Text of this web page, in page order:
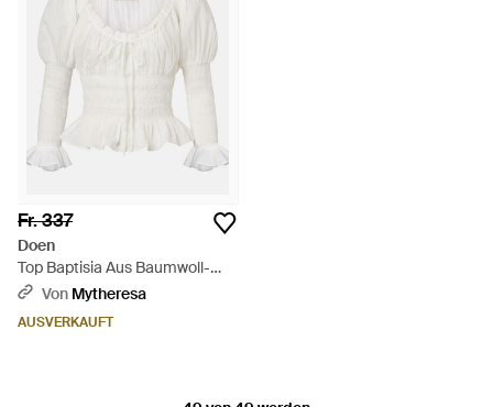
Fr. 337
Doen
Top Baptisia Aus Baumwoll-
Voile - Weiß
Von Mytheresa
AUSVERKAUFT